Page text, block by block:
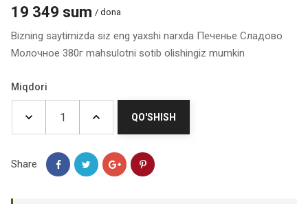
19 349 sum / dona
Bizning saytimizda siz eng yaxshi narxda Печенье Сладово
Молочное 380г mahsulotni sotib olishingiz mumkin
Miqdori
QO'SHISH
Share